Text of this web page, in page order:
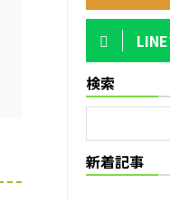
検索
新着記事